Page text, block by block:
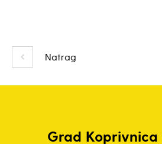
Natrag
Grad Koprivnica